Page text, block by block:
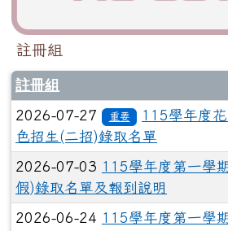
註冊組
註冊組
2026-07-27 重要
115學年度
色招生(二招)錄取名單
2026-07-03 115學年度第一學
假)錄取名單及報到說明
2026-06-24 115學年度第一學